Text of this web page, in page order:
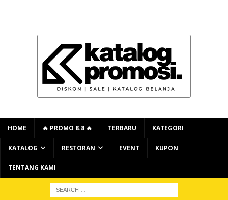
HOME 🔥 PROMO 8.8 🔥 TERBARU KATEGORI
KATALOG RESTORAN EVENT KUPON
TENTANG KAMI